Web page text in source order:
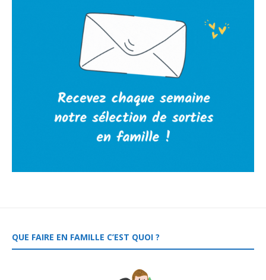
QUE FAIRE EN FAMILLE C’EST QUOI ?